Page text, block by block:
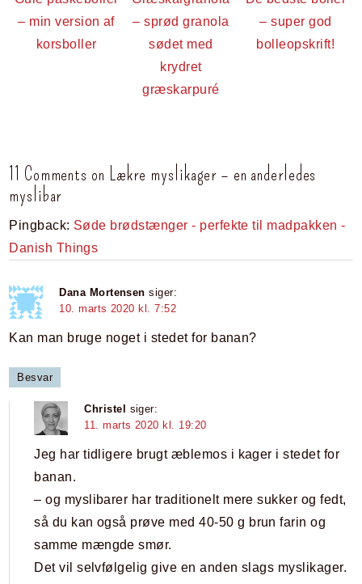
– min version af
korsboller
– sprød granola
sødet med
krydret
græskarpuré
– super god
bolleopskrift!
11 Comments on Lækre myslikager – en anderledes
myslibar
Pingback: Søde brødstænger - perfekte til madpakken -
Danish Things
Dana Mortensen siger:
10. marts 2020 kl. 7:52
Kan man bruge noget i stedet for banan?
Besvar
Christel
siger:
11. marts 2020 kl. 19:20
Jeg har tidligere brugt æblemos i kager i stedet for
banan.
– og myslibarer har traditionelt mere sukker og fedt,
så du kan også prøve med 40-50 g brun farin og
samme mængde smør.
Det vil selvfølgelig give en anden slags myslikager.